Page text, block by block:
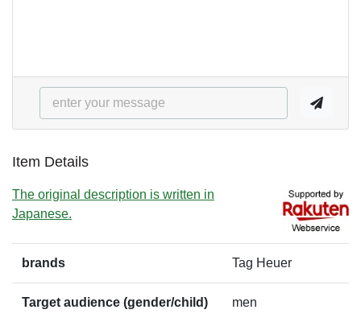
Item Details
The original description is written in
Japanese.
brands Tag Heuer
Target audience (gender/child) men